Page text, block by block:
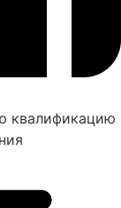
квалификацию